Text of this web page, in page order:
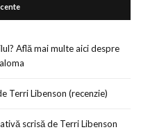
Află mai multe aici despre
Terri Libenson (recenzie)
scrisă de Terri Libenson